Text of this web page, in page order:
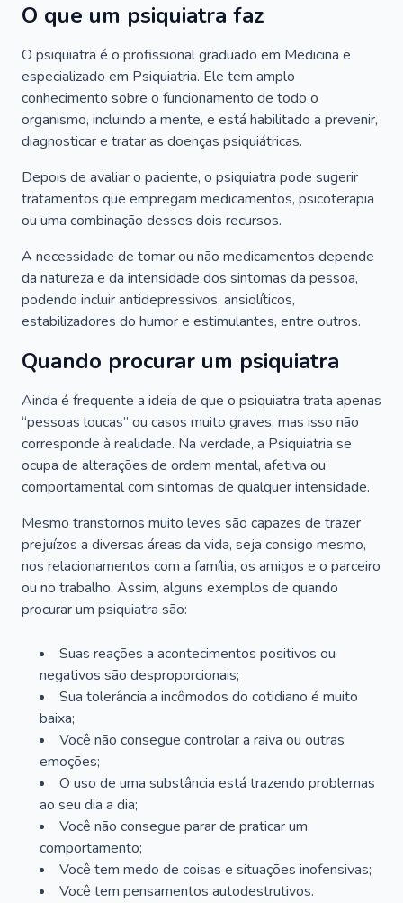
O que um psiquiatra faz
O psiquiatra é o profissional graduado em Medicina e
especializado em Psiquiatria. Ele tem amplo
conhecimento sobre o funcionamento de todo o
organismo, incluindo a mente, e está habilitado a prevenir,
diagnosticar e tratar as doenças psiquiátricas.
Depois de avaliar o paciente, o psiquiatra pode sugerir
tratamentos que empregam medicamentos, psicoterapia
ou uma combinação desses dois recursos.
A necessidade de tomar ou não medicamentos depende
da natureza e da intensidade dos sintomas da pessoa,
podendo incluir antidepressivos, ansiolíticos,
estabilizadores do humor e estimulantes, entre outros.
Quando procurar um psiquiatra
Ainda é frequente a ideia de que o psiquiatra trata apenas
“pessoas loucas” ou casos muito graves, mas isso não
corresponde à realidade. Na verdade, a Psiquiatria se
ocupa de alterações de ordem mental, afetiva ou
comportamental com sintomas de qualquer intensidade.
Mesmo transtornos muito leves são capazes de trazer
prejuízos a diversas áreas da vida, seja consigo mesmo,
nos relacionamentos com a família, os amigos e o parceiro
ou no trabalho. Assim, alguns exemplos de quando
procurar um psiquiatra são:
Suas reações a acontecimentos positivos ou
negativos são desproporcionais;
Sua tolerância a incômodos do cotidiano é muito
baixa;
Você não consegue controlar a raiva ou outras
emoções;
O uso de uma substância está trazendo problemas
ao seu dia a dia;
Você não consegue parar de praticar um
comportamento;
Você tem medo de coisas e situações inofensivas;
Você tem pensamentos autodestrutivos.